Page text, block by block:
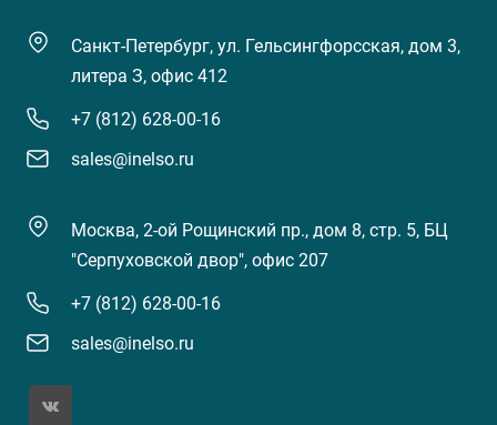
Санкт-Петербург, ул. Гельсингфорсская, дом 3,
литера З, офис 412
+7 (812) 628-00-16
sales@inelso.ru
Москва, 2-ой Рощинский пр., дом 8, стр. 5, БЦ
"Серпуховской двор", офис 207
+7 (812) 628-00-16
sales@inelso.ru